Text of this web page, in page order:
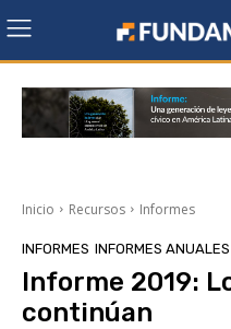
Inicio Recursos Informes
INFORMES INFORMES ANUALES
Informe 2019:
continúan